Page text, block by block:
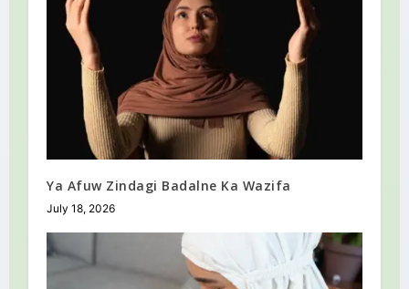
Ya Afuw Zindagi Badalne Ka Wazifa
July 18, 2026